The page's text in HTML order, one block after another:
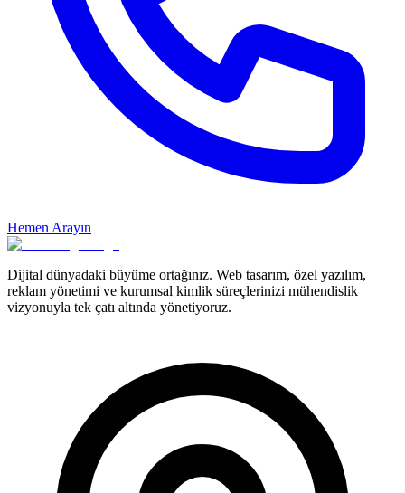
Hemen Arayın
Dijital dünyadaki büyüme ortağınız. Web tasarım, özel yazılım,
reklam yönetimi ve kurumsal kimlik süreçlerinizi mühendislik
vizyonuyla tek çatı altında yönetiyoruz.